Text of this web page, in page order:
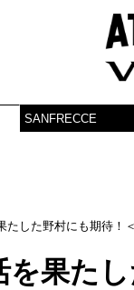
SANFRECCE
した野村にも期待！
果た